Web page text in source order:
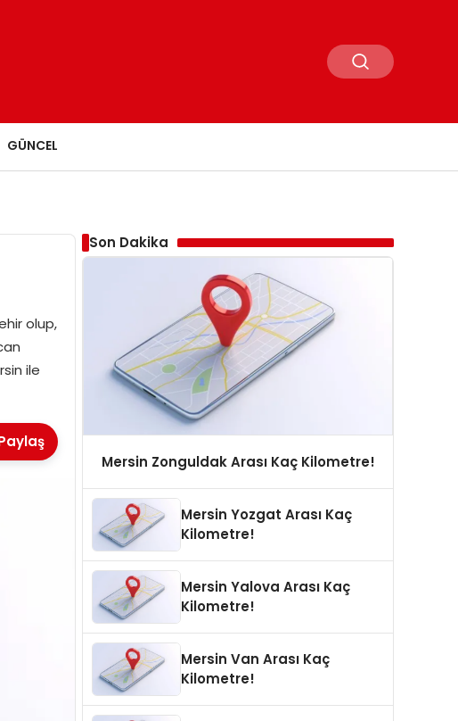
GÜNCEL
olup,
ile
Son Dakika
Mersin Zonguldak Arası Kaç Kilometre!
Mersin Yozgat Arası Kaç
Kilometre!
Mersin Yalova Arası Kaç
Kilometre!
Mersin Van Arası Kaç
Kilometre!